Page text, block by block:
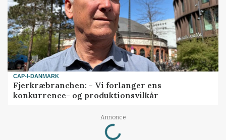
CAP-I-DANMARK
Fjerkræbranchen: - Vi forlanger ens
konkurrence- og produktionsvilkår
Annonce
Loading...